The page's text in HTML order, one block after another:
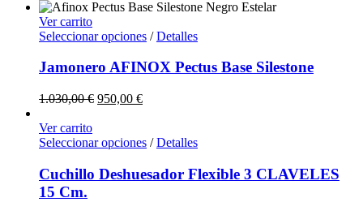
Ver carrito
Seleccionar opciones / Detalles
Jamonero AFINOX Pectus Base Silestone
1.030,00€ 950,00 €
Ver carrito
Seleccionar opciones / Detalles
Cuchillo Deshuesador Flexible 3 CLAVELES
15 Cm.